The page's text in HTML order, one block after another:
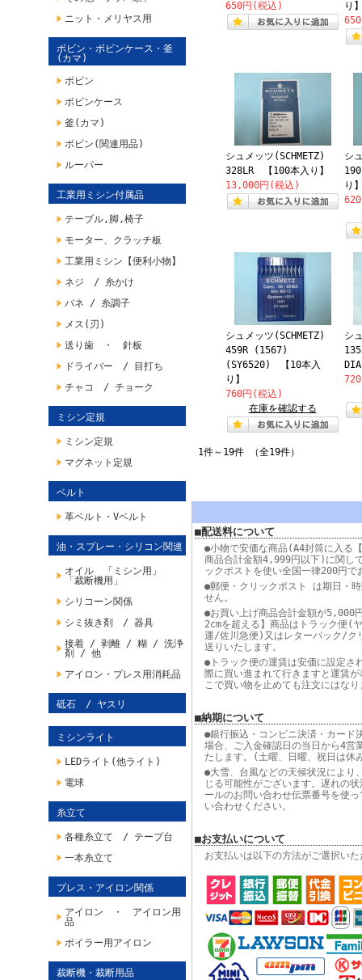
ニット・メリヤス用
ボビン・ボビンケース・釜
(カマ)
ボビン
ボビンケース
釜(カマ)
ボビン(関連用品)
ルーパー
工業用ミシン付属品
テーブル,脚,椅子
モーター、クラッチ板
工業用ミシン【便利小物】
ネジ / 糸かけ
バネ / 糸調子
メス(刃)
送り歯 ・ 針板
ドライバー / 目打ち
チャコ / チョーク
ミシン定規
ミシン定規
マグネット定規
ベルト
革ベルト・Vベルト
油・スプレー・シリコン関連
オイル 「ミシン用」
「裁断機用」
シリコーン関係
シミ抜き剤 / 器具
接着 / 剥離 / 糊 / 洗浄
剤 / 他
アイロン・プレス用消耗品
砥石 / ヤスリ
ミシンライト
LEDライト(他ライト)
電球
糸立て
各種糸立て / テープ台
一本糸立て
プレス・アイロン関係
アイロン ・ アイロン用
品
ボイラー用アイロン
裁断機・裁断用品
650円(税込)
り
シュメッツ(SCHMETZ)
328LR 【100本入り】
13,000円(税込)
シ
り
シュメッツ(SCHMETZ)
459R (1567)
(SY6520) 【10本入
り】
760円(税込)
在庫を確認する
シ
1件～19件 （全19件）
■配送料について
●小物で安価な商品(A4封筒に入る
商品合計金額4,999円以下)に関し
ックポストを使い全国一律200円で
●郵便・クリックポスト は期日・
せん。
●お買い上げ商品合計金額が5,000
2cmを超える】商品はトラック便(
運/佐川急便)又はレターパック/ク
送りいたします。
●トラック便の運賃は安価に設定さ
際に買い進まれて行きますと運賃
こで買い物を止めても注文にはな
■納期について
●銀行振込・コンビニ決済・カード
場合、ご入金確認日の当日から4営
たします。(土曜、日曜、祝日は休
●大雪、台風などの天候状況により
じる可能性がございます。遅れの
ールのお問い合わせ伝票番号を使
い合わせください。
■お支払いについて
お支払いは以下の方法がご選択い